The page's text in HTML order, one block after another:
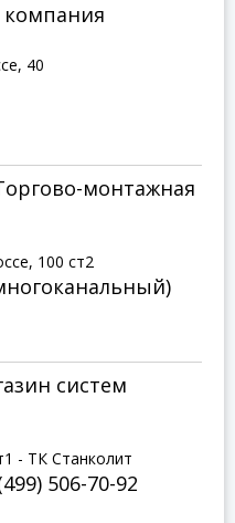
компания
40
монтажная
100 ст2
систем
- ТК Станколит
506-70-92